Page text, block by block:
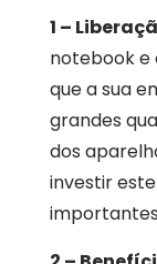
1 –
notebook e
que a sua
grandes
dos
investir